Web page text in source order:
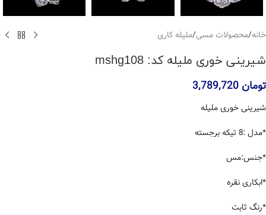
خانه/محصولات مسی/ملیله کاری
شیرینی خوری ملیله کد: mshg108
تومان
شیرینی خوری ملیله
*مدل :8 تیکه برجسته
*جنس:مس
*ابکاری نقره
*رنگ ثابت